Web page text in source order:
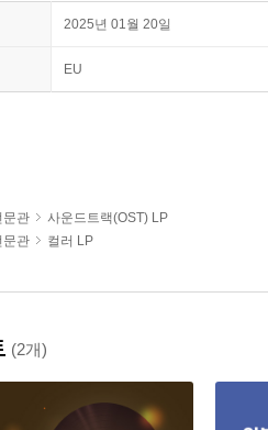
2025년 01월 20일
EU
문관
사운드트랙(OST) LP
문관 컬러 LP
(2개)